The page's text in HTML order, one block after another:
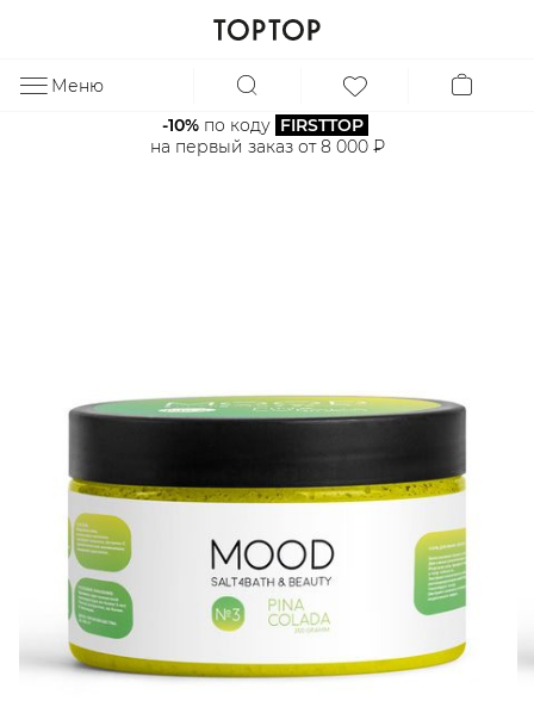
Меню
-10% по коду FIRSTTOP
на первый заказ от 8 000 ₽